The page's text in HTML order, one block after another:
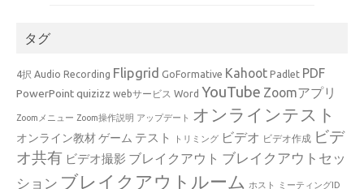
タグ
4択 Audio Recording Flipgrid GoFormative Kahoot Padlet PDF
PowerPointquizizz webサービス Word YouTube Zoomアプリ
Zoomメニュー Zoom操作説明 アップデート オンラインテスト
オンライン教材ゲーム テスト トリミング ビデオ ビデオ作成 ビデ
オ共有 ビデオ撮影 ブレイクアウト ブレイクアウトセッ
ション ブレイクアウトルーム ホスト ミーティングID